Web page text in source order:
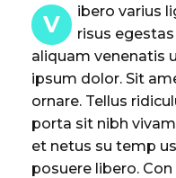
V
ibero varius
risus
aliquam venenatis
ipsum dolor. Sit
ornare. Tellus
porta sit nibh
et netus su temp
posuere libero.